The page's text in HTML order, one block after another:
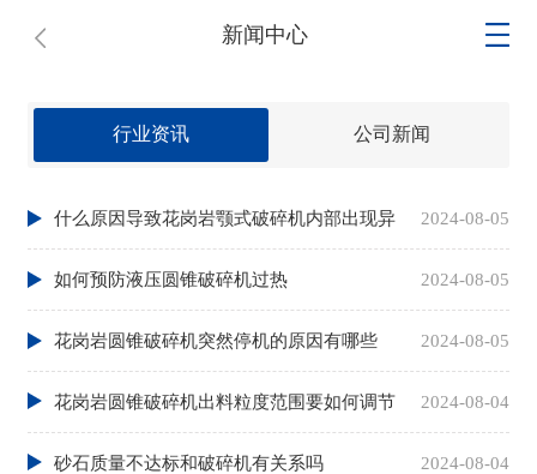
新闻中心
行业资讯 公司新闻
什么原因导致花岗岩颚式破碎机内部出现异
常噪音以及颚板磨损过快？
2024-08-05
如何预防液压圆锥破碎机过热 2024-08-05
花岗岩圆锥破碎机突然停机的原因有哪些 2024-08-05
花岗岩圆锥破碎机出料粒度范围要如何调节 2024-08-04
砂石质量不达标和破碎机有关系吗 2024-08-04